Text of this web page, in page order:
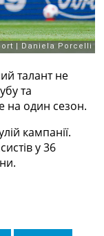
талант не
та
на один сезон.
кампанії.
у 36